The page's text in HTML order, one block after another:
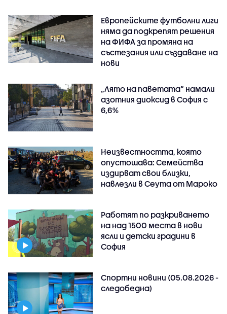
Европейските футболни лиги
няма да подкрепят решения
на ФИФА за промяна на
състезания или създаване на
нови
„Лято на паветата“ намали
азотния диоксид в София с
6,6%
Неизвестността, която
опустошава: Семейства
издирват свои близки,
навлезли в Сеута от Мароко
Работят по разкриването
на над 1500 места в нови
ясли и детски градини в
София
Спортни новини (05.08.2026 -
следобедна)